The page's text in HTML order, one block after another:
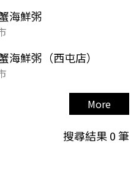
海鮮粥
海鮮粥（西屯店）
More
搜尋結果0筆